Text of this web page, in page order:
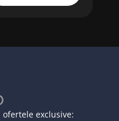
exclusive: